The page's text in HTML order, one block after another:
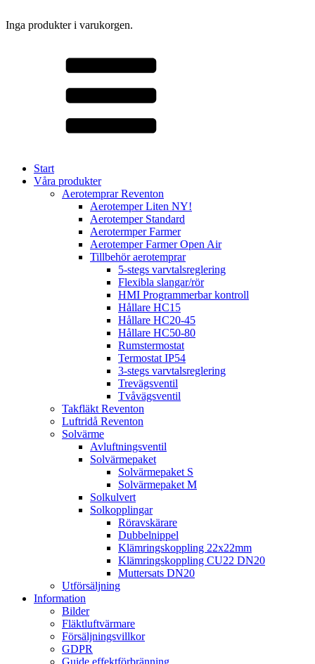
Inga produkter i varukorgen.
Start
Våra produkter
Aerotemprar Reventon
Aerotemper Liten NY!
Aerotemper Standard
Aerotermper Farmer
Aerotemper Farmer Open Air
Tillbehör aerotemprar
5-stegs varvtalsreglering
Flexibla slangar/rör
HMI Programmerbar kontroll
Hållare HC15
Hållare HC20-45
Hållare HC50-80
Rumstermostat
Termostat IP54
3-stegs varvtalsreglering
Trevägsventil
Tvåvägsventil
Takfläkt Reventon
Luftridå Reventon
Solvärme
Avluftningsventil
Solvärmepaket
Solvärmepaket S
Solvärmepaket M
Solkulvert
Solkopplingar
Röravskärare
Dubbelnippel
Klämringskoppling 22x22mm
Klämringskoppling CU22 DN20
Muttersats DN20
Utförsäljning
Information
Bilder
Fläktluftvärmare
Försäljningsvillkor
GDPR
Guide effektförbränning